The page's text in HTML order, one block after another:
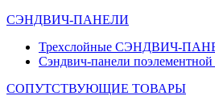
СЭНДВИЧ-ПАНЕЛИ
Трехслойные СЭНДВИЧ-
Сэндвич-панели
СОПУТСТВУЮЩИЕ ТОВАРЫ